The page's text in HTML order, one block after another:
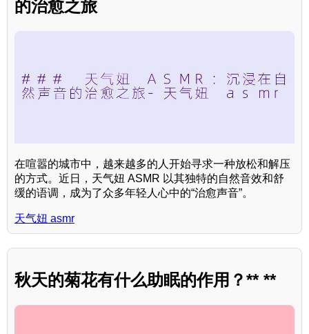
的治愈之旅
在喧嚣的城市中，越来越多的人开始寻求一种放松和解压
的方式。近日，天气妞 ASMR 以其独特的自然音效和舒
缓的语调，成为了众多年轻人心中的“治愈声音”。
天气妞 asmr
秋天的菊花有什么助眠的作用？** **